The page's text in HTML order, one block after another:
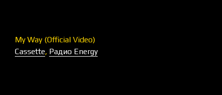
My Way (Official Video)
Cassette, Радио Energy